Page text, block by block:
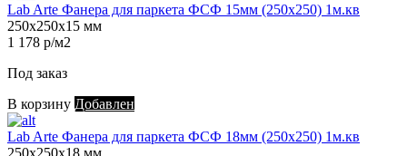
Lab Arte Фанера для паркета ФСФ 15мм (250х250) 1м.кв
250х250х15 мм
1 178 р/м2
Под заказ
В корзину Добавлен
Lab Arte Фанера для паркета ФСФ 18мм (250х250) 1м.кв
250х250х18 мм